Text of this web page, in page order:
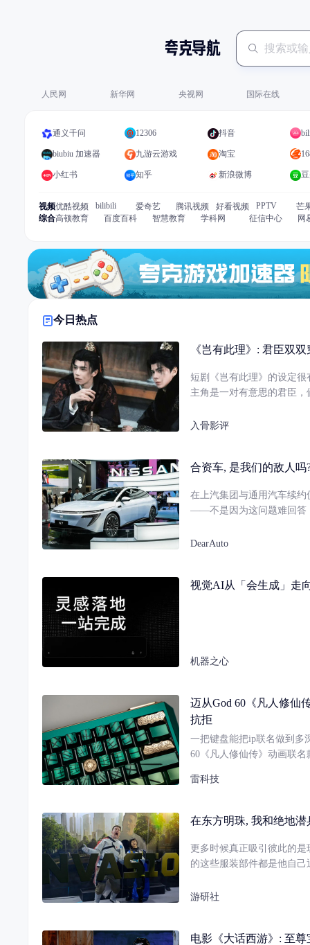
人民网 新华网 央视网 国际在线
通义千问 12306 抖音
biubiu 加速器 九游云游戏 淘宝
小红书 知乎 新浪微博
视频优酷视频 bilibili 爱奇艺 腾讯视频 好看视频 PPTV
芒
综合高顿教育 百度百科 智慧教育 学科网 征信中心
网
新浪体育
小说起点中文网 QQ阅读 潇湘书院 晋江文学城 简书
七
手机中关村在线 IT之家 太平洋手机 移动 华为官网
社交斗鱼TV 知乎 CSDN社区 新浪微博
百合
汽车汽车之家 懂车帝 太平洋汽车 易车网 有驾
爱
新浪新闻
旅行飞猪旅行
生活房天下 安居客 链家网 赶集网 爱企查 下厨房
百
音乐酷狗音乐 网易云音乐
财经东方财富 新浪财经 证券之星 中金在线 同花顺 第一财经
金
彩票中国体彩 中国福彩网 新浪彩票 竞彩网 500彩票网
搜
银行建设银行 中国银行 工商银行 农业银行 交通银行 招商银行
兴
邮箱阿里邮箱 163邮箱 126邮箱
今日热点
《岂有此理》: 君臣双
短剧《岂有此理》的设定
主角是一对有意思的君臣
入骨影评
合资车, 是我们的敌人吗
在上汽集团与通用汽车续
——不是因为这问题难回答
DearAuto
视觉AI从「会生成」走
机器之心
迈从God 60《凡人修仙
抗拒
一把键盘能把ip联名做到多
60《凡人修仙传》动画联
雷科技
在东方明珠, 我和绝地
更多时候真正吸引彼此的
的这些服装部件都是他自己
游研社
电影《大话西游》: 至